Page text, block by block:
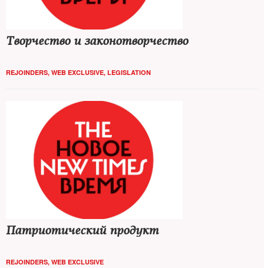
Творчество и законотворчество
REJOINDERS, WEB EXCLUSIVE, LEGISLATION
Патриотический продукт
REJOINDERS, WEB EXCLUSIVE